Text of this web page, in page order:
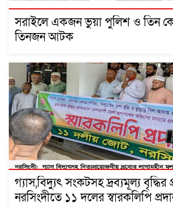
সরাইলে একজন ভুয়া পুলিশ ও তিন
তিনজন আটক
গ্যাস,বিদ্যুৎ সংকটসহ দ্রব্যমূল্য বৃদ্ধির
নরসিংদীতে ১১ দলের স্বারকলিপি